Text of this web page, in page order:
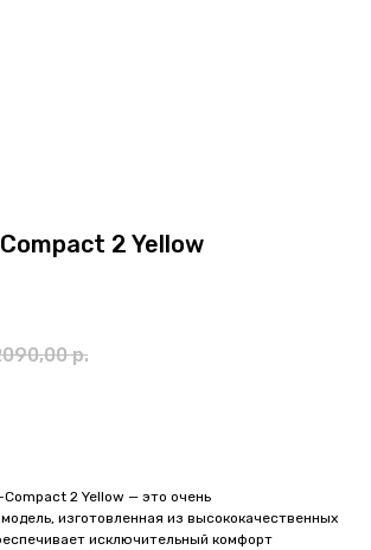
2 Yellow
р.
2 Yellow — это очень
изготовленная из высококачественных
исключительный комфорт